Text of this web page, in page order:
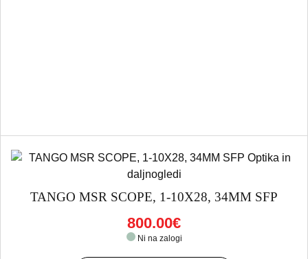
TANGO MSR SCOPE, 1-10X28, 34MM SFP
800.00€
Ni na zalogi